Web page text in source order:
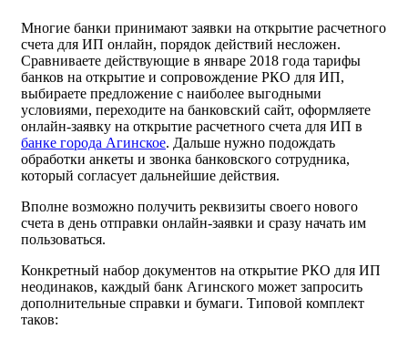
Многие банки принимают заявки на открытие расчетного
счета для ИП онлайн, порядок действий несложен.
Сравниваете действующие в январе 2018 года тарифы
банков на открытие и сопровождение РКО для ИП,
выбираете предложение с наиболее выгодными
условиями, переходите на банковский сайт, оформляете
онлайн-заявку на открытие расчетного счета для ИП в
банке города Агинское. Дальше нужно подождать
обработки анкеты и звонка банковского сотрудника,
который согласует дальнейшие действия.
Вполне возможно получить реквизиты своего нового
счета в день отправки онлайн-заявки и сразу начать им
пользоваться.
Конкретный набор документов на открытие РКО для ИП
неодинаков, каждый банк Агинского может запросить
дополнительные справки и бумаги. Типовой комплект
таков: